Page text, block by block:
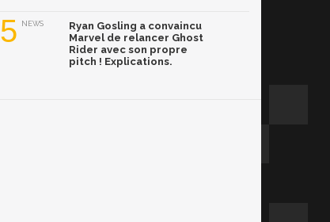
5 NEWS
Ryan Gosling a convaincu
Marvel de relancer Ghost
Rider avec son propre
pitch ! Explications.